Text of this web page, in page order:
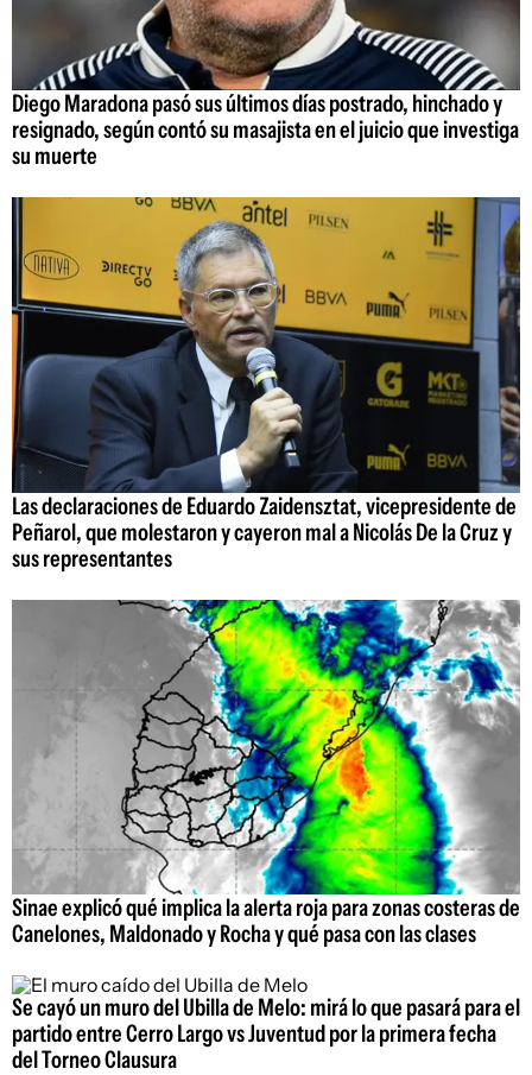
Diego Maradona pasó sus últimos días postrado, hinchado y
resignado, según contó su masajista en el juicio que investiga
su muerte
Las declaraciones de Eduardo Zaidensztat, vicepresidente de
Peñarol, que molestaron y cayeron mal a Nicolás De la Cruz y
sus representantes
Sinae explicó qué implica la alerta roja para zonas costeras de
Canelones, Maldonado y Rocha y qué pasa con las clases
Se cayó un muro del Ubilla de Melo: mirá lo que pasará para el
partido entre Cerro Largo vs Juventud por la primera fecha
del Torneo Clausura